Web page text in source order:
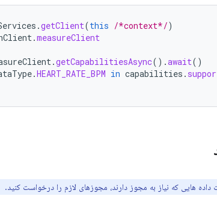
.getClient(this /*context*/)
.measureClient
.getCapabilitiesAsync().await()
.HEART_RATE_BPM in capabilities .
داده هایی که نیاز به مجوز دارند، مجوزهای لازم را درخواست کنید.